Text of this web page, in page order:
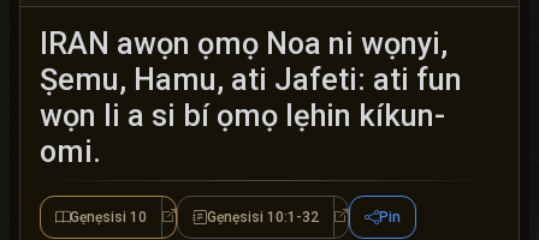
IRAN awọn ọmọ Noa ni wọnyi,
Ṣemu, Hamu, ati Jafeti: ati fun
wọn li a si bí ọmọ lẹhin kíkun-
omi.
Gẹnẹsisi 10 Gẹnẹsisi 10Gẹnẹsisi 10:1-32 Gẹnẹsisi 10:1-32
Pin